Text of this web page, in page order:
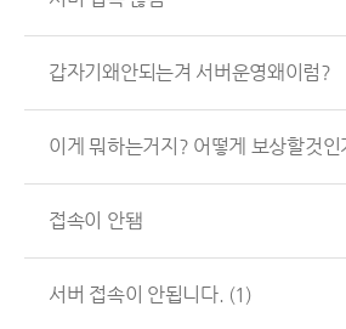
갑자기왜안되는겨 서버운영왜이럼?
이게 뭐하는거지? 어떻게 보상할것
접속이 안됌
서버 접속이 안됩니다. (1)